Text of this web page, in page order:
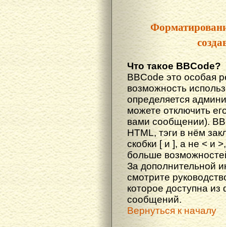
Что такое BBCode?
BBCode это особая
возможность
определяется
можете отключить
вами сообщении).
HTML, тэги в нём
скобки [ и ], а не < и
больше
За дополнительной
смотрите
которое доступна
сообщений.
Вернуться к началу